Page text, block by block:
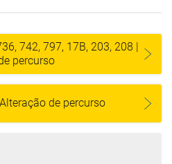
742, 797, 17B, 203, 208 |
percurso
de percurso